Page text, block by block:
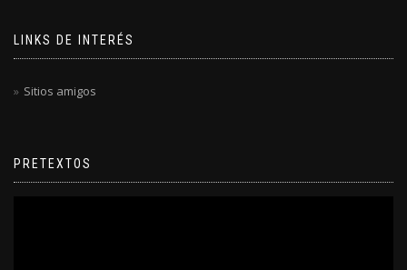
LINKS DE INTERÉS
Sitios amigos
PRETEXTOS